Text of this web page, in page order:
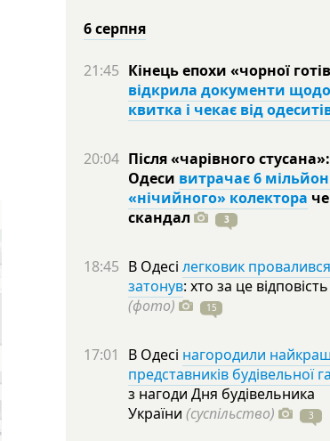
6 серпня
21:45 Кінець епохи «чорної
відкрила документи
квитка і чекає від
20:04 Після «чарівного
Одеси витрачає 6
«нічийного» колектора
скандал
3
18:45 В Одесі легковик
затонув: хто за це
(фото)
15
17:01 В Одесі нагородили
представників будівельної
з нагоди Дня будівельника
України (суспільство) 3